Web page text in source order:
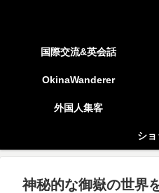
国際交流&英会話
OkinaWanderer
外国人集客
シ
神秘的な御嶽の世界